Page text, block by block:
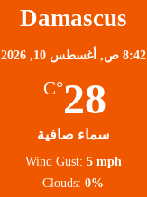
Damascus
8:42 ص, أغسطس 10, 2026
28
°C
سماء صافية
Wind Gust: 5 mph
Clouds: 0%